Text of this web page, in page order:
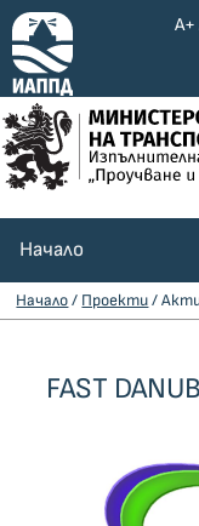
A+
Начало
Начало/ Проекти/
FAST